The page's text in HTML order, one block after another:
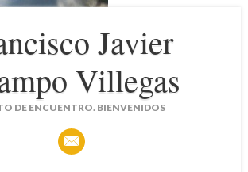
Javier
Villegas
DE ENCUENTRO. BIENVENIDOS